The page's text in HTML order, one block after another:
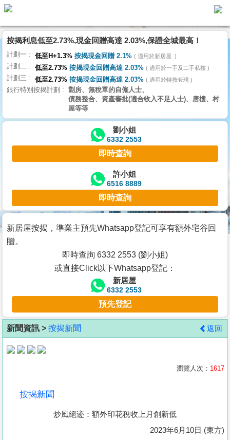
代
理
主
頁
搵
樓/
交
業
主
宅
谷
按
客
地
產
按揭利息低至2.73%,現金回贈高達 2.03%,保證全城最高！
計劃一 低至H+1.3% 按揭現金回贈 2.1% 適用於新居屋
計劃二 低至2.73% 按揭現金回贈高達 2.03% 適用於一手及二手私樓
計劃三 低至2.73% 按揭現金回贈高達 2.03% 適用於轉按套現
銀行特別按揭計劃
劏房、無稅單的自僱人士、
債務整合、資產審批(適合收入不足人士)、唐樓、村
屋等等
劉小姐
6332 2553
即時查詢
許小姐
6516 8889
即時查詢
新居屋按揭，準業主預先Whatsapp登記可享有額外宅谷回
贈。
即時查詢 6332 2553 (劉小姐)
或直接Click以下Whatsapp登記：
新居屋
6332 2553
預先登記
新聞資訊 > 按揭新聞 返回
瀏覽人次： 1617
按揭新聞
炒風絕迹：額外印花稅收上月創新低
2023年6月10日 (東方)